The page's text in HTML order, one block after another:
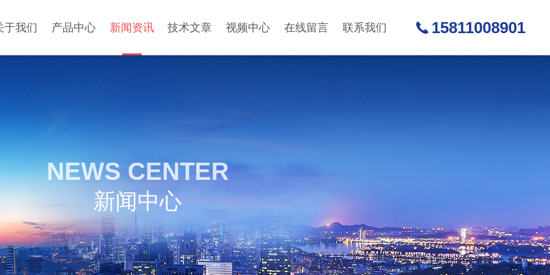
于我们 产品中心 新闻资讯 技术文章 视频中心 在线留言 联系我们 15811008901
NEWS CENTER
新闻中心